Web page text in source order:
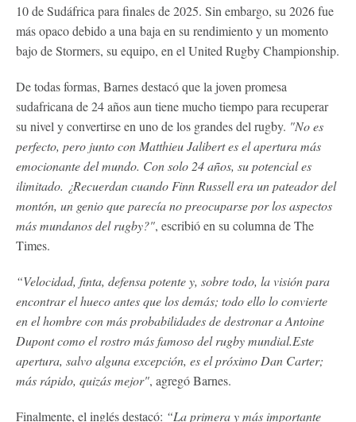
10 de Sudáfrica para finales de 2025. Sin embargo, su 2026 fue
más opaco debido a una baja en su rendimiento y un momento
bajo de Stormers, su equipo, en el United Rugby Championship.
De todas formas, Barnes destacó que la joven promesa
sudafricana de 24 años aun tiene mucho tiempo para recuperar
su nivel y convertirse en uno de los grandes del rugby. "No es
perfecto, pero junto con Matthieu Jalibert es el apertura más
emocionante del mundo. Con solo 24 años, su potencial es
ilimitado. ¿Recuerdan cuando Finn Russell era un pateador del
montón, un genio que parecía no preocuparse por los aspectos
más mundanos del rugby?", escribió en su columna de The
Times.
“Velocidad, finta, defensa potente y, sobre todo, la visión para
encontrar el hueco antes que los demás; todo ello lo convierte
en el hombre con más probabilidades de destronar a Antoine
Dupont como el rostro más famoso del rugby mundial.Este
apertura, salvo alguna excepción, es el próximo Dan Carter;
más rápido, quizás mejor", agregó Barnes.
Finalmente, el inglés destacó: “La primera y más importante